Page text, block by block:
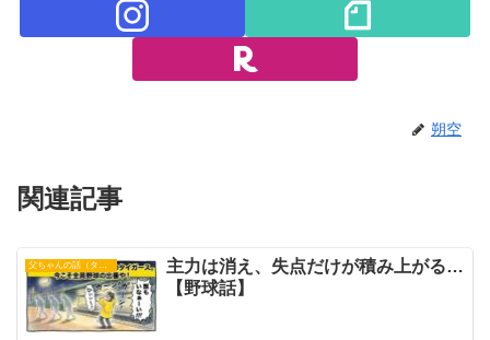
朔空
関連記事
父ちゃんの話（タイガース）
主力は消え、失点だけが積み上がる…
【野球話】